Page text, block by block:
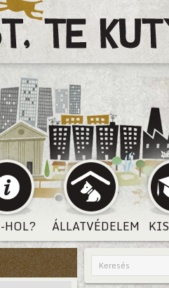
HOL? ÁLLATVÉDELEM